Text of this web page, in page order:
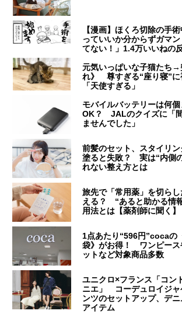
【漫画】ほくろ切除の手
っていいか分からずガマ
てない！」1.4万いいねの
元気いっぱいな子猫たち→
れ》 尊すぎる“座り寝”に
「天使すぎる」
モバイルバッテリーは何
OK？ JALのクイズに「
ませんでした」
前髪のセット、スタイリ
塗ると失敗？ 実は“内側
れない整え方とは
旅先で「常用薬」を切ら
える？ “あると助かる情
用法とは【薬剤師に聞く】
1点あたり“596円”cocaの
袋》がお得！ ワンピース
ットなど対象商品多数
ユニクロ×フランス「コン
ニエ」 コーデュロイジャ
ンツのセットアップ、デ
アイテム